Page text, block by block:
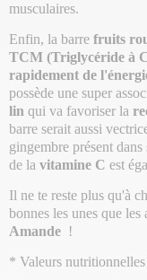
musculaires.
Enfin, la barre fruits
TCM (Triglycéride à
rapidement de
possède une super
lin qui va favoriser la
barre serait aussi
gingembre présent
de la vitamine C est
Il ne te reste plus qu'à
bonnes les unes que les
Amande !
* Valeurs